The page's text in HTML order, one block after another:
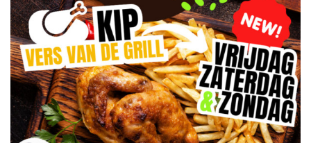
About Baarle
History
Visit Baarle Shop
Enclave voucher
Eat
Drink